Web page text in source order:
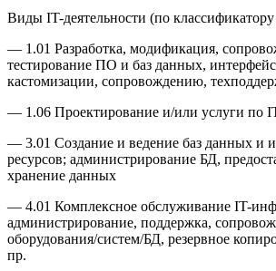
Виды IT-деятельности (по
— 1.01 Разработка, модификация,
тестирование ПО и баз данных,
кастомизации, сопровождению,
— 1.06 Проектирование и/или услуги по
— 3.01 Создание и ведение баз данных и
ресурсов; администрирование БД,
хранение данных
— 4.01 Комплексное обслуживание IT-
администрирование, поддержка,
оборудования/систем/БД, резервное
пр.